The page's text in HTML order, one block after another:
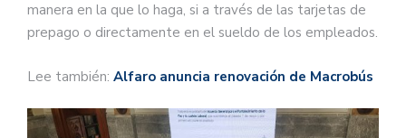
manera en la que lo haga, si a través de las tarjetas de
prepago o directamente en el sueldo de los empleados.
Lee también: Alfaro anuncia renovación de Macrobús